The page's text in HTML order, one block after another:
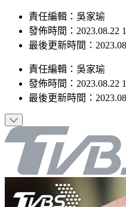
責任編輯：吳家瑜
發佈時間：2023.08.22
最後更新時間：
責任編輯 ： 吳家瑜
發佈時間： 2023.08.22
最後更新時間：